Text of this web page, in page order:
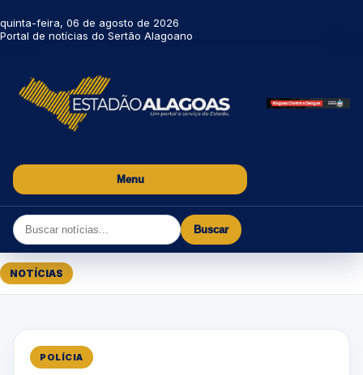
quinta-feira, 06 de agosto de 2026
Portal de notícias do Sertão Alagoano
Menu
Buscar
NOTÍCIAS
POLÍCIA